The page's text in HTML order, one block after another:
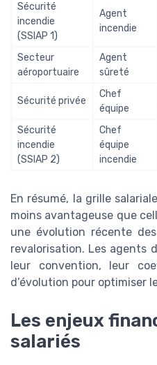
Sécurité
incendie
(SSIAP 1)
Agent
incendie
Secteur
aéroportuaire
Agent
sûreté
Sécurité privée
Chef
équipe
Sécurité
incendie
(SSIAP 2)
Chef
équipe
incendie
En résumé, la grille
moins avantageuse que
une évolution récente
revalorisation. Les agents
leur convention, leur
d’évolution pour optimiser
Les enjeux
salariés